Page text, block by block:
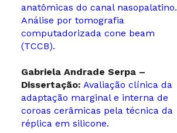
anatômicas do canal nasopalatino.
Análise por tomografia
computadorizada cone beam
(TCCB).
Gabriela Andrade Serpa –
Dissertação: Avaliação clínica da
adaptação marginal e interna de
coroas cerâmicas pela técnica da
réplica em silicone.